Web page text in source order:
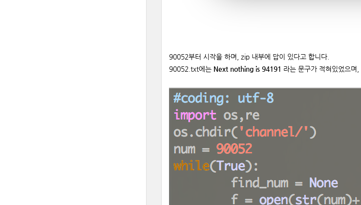
90052부터 시작을 하며, zip 내부에 답이 있다고 합니다.
90052.txt에는 Next nothing is 94191 라는 문구가 적혀있었으